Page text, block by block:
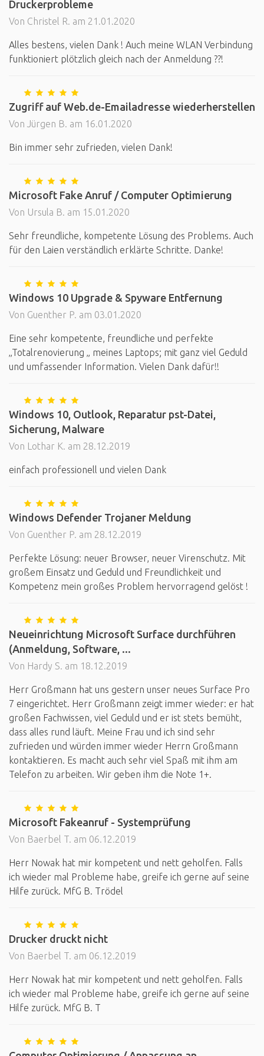
Druckerprobleme
Von Christel R. am 21.01.2020
Alles bestens, vielen Dank ! Auch meine WLAN Verbindung
funktioniert plötzlich gleich nach der Anmeldung ??!
Zugriff auf Web.de-Emailadresse wiederherstellen
Von Jürgen B. am 16.01.2020
Bin immer sehr zufrieden, vielen Dank!
Microsoft Fake Anruf / Computer Optimierung
Von Ursula B. am 15.01.2020
Sehr freundliche, kompetente Lösung des Problems. Auch
für den Laien verständlich erklärte Schritte. Danke!
Windows 10 Upgrade & Spyware Entfernung
Von Guenther P. am 03.01.2020
Eine sehr kompetente, freundliche und perfekte
„Totalrenovierung „ meines Laptops; mit ganz viel Geduld
und umfassender Information. Vielen Dank dafür!!
Windows 10, Outlook, Reparatur pst-Datei,
Sicherung, Malware
Von Lothar K. am 28.12.2019
einfach professionell und vielen Dank
Windows Defender Trojaner Meldung
Von Guenther P. am 28.12.2019
Perfekte Lösung: neuer Browser, neuer Virenschutz. Mit
großem Einsatz und Geduld und Freundlichkeit und
Kompetenz mein großes Problem hervorragend gelöst !
Neueinrichtung Microsoft Surface durchführen
(Anmeldung, Software, ...
Von Hardy S. am 18.12.2019
Herr Großmann hat uns gestern unser neues Surface Pro
7 eingerichtet. Herr Großmann zeigt immer wieder: er hat
großen Fachwissen, viel Geduld und er ist stets bemüht,
dass alles rund läuft. Meine Frau und ich sind sehr
zufrieden und würden immer wieder Herrn Großmann
kontaktieren. Es macht auch sehr viel Spaß mit ihm am
Telefon zu arbeiten. Wir geben ihm die Note 1+.
Microsoft Fakeanruf - Systemprüfung
Von Baerbel T. am 06.12.2019
Herr Nowak hat mir kompetent und nett geholfen. Falls
ich wieder mal Probleme habe, greife ich gerne auf seine
Hilfe zurück. MfG B. Trödel
Drucker druckt nicht
Von Baerbel T. am 06.12.2019
Herr Nowak hat mir kompetent und nett geholfen. Falls
ich wieder mal Probleme habe, greife ich gerne auf seine
Hilfe zurück. MfG B. T